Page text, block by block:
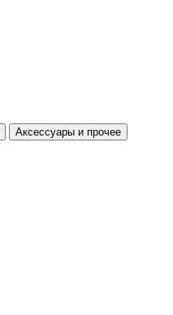
Аксессуары и прочее